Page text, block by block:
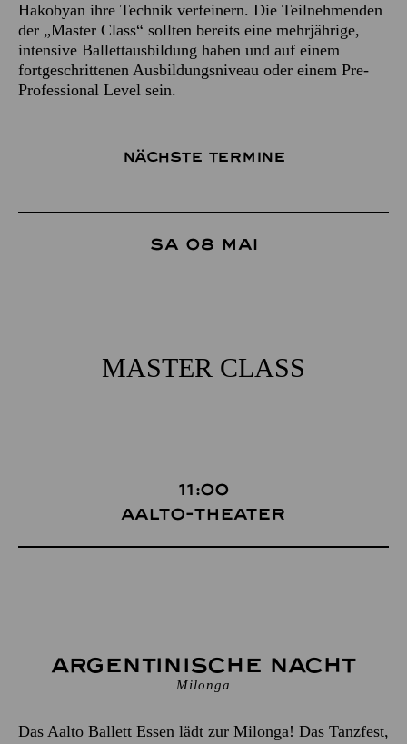
Hakobyan ihre Technik verfeinern. Die Teilnehmenden
der „Master Class“ sollten bereits eine mehrjährige,
intensive Ballettausbildung haben und auf einem
fortgeschrittenen Ausbildungsniveau oder einem Pre-
Professional Level sein.
Nächste Termine
Sa 08 Mai
MASTER CLASS
11:00
Aalto-Theater
Argentinische Nacht
Milonga
Das Aalto Ballett Essen lädt zur Milonga! Das Tanzfest,